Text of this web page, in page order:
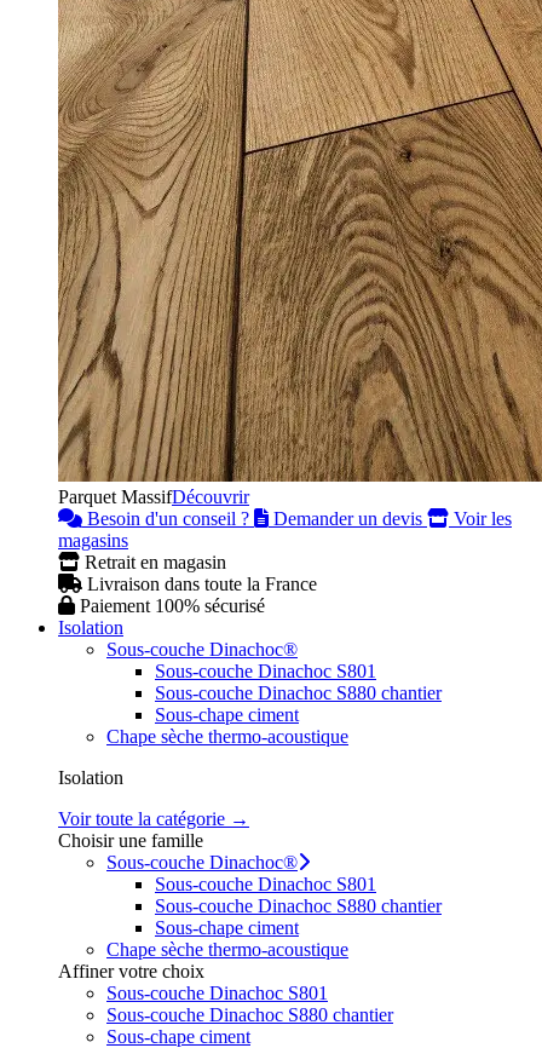
Parquet MassifDécouvrir
Besoin d'un conseil ?
Demander un devis
Voir les
magasins
Retrait en magasin
Livraison dans toute la France
Paiement 100% sécurisé
Isolation
Sous-couche Dinachoc®
Sous-couche Dinachoc S801
Sous-couche Dinachoc S880 chantier
Sous-chape ciment
Chape sèche thermo-acoustique
Isolation
Voir toute la catégorie →
Choisir une famille
Sous-couche Dinachoc®
Sous-couche Dinachoc S801
Sous-couche Dinachoc S880 chantier
Sous-chape ciment
Chape sèche thermo-acoustique
Affiner votre choix
Sous-couche Dinachoc S801
Sous-couche Dinachoc S880 chantier
Sous-chape ciment